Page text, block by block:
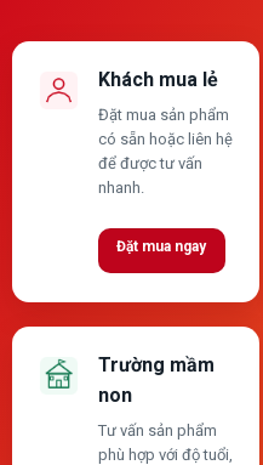
Khách mua lẻ
Đặt mua sản phẩm
có sẵn hoặc liên hệ
để được tư vấn
nhanh.
Đặt mua ngay
Trường mầm
non
Tư vấn sản phẩm
phù hợp với độ tuổi,